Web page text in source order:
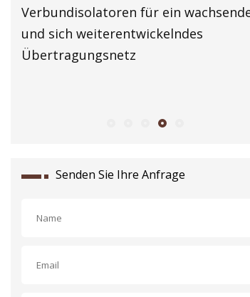
Verbundisolatoren für ein wachsendes
und sich weiterentwickelndes
Übertragungsnetz
Senden Sie Ihre Anfrage